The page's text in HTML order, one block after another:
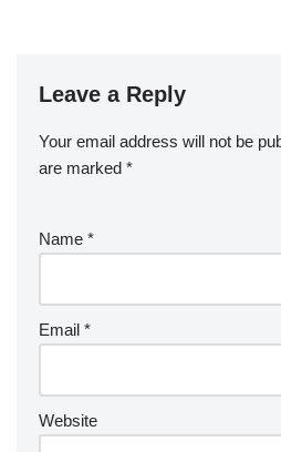
Quelles erreurs
athlètes doivent-ils
concernant
pour maintenir leur résilience
malhonnêtes, la négligence du fair-
de leurs actions sur les autres.
Mettre l’accent sur l’intégrité
soutient le succès à long terme.